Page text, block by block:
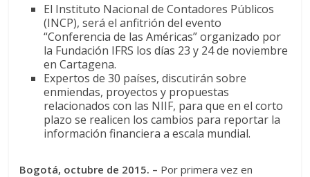
El Instituto Nacional de Contadores Públicos
(INCP), será el anfitrión del evento
“Conferencia de las Américas” organizado por
la Fundación IFRS los días 23 y 24 de noviembre
en Cartagena.
Expertos de 30 países, discutirán sobre
enmiendas, proyectos y propuestas
relacionados con las NIIF, para que en el corto
plazo se realicen los cambios para reportar la
información financiera a escala mundial.
Bogotá, octubre de 2015. – Por primera vez en